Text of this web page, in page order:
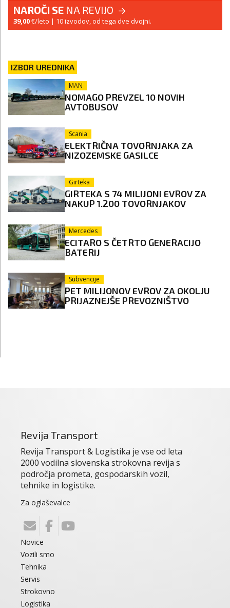
NAROČI SE NA REVIJO
39,00€/leto | 10 izvodov, od tega dve dvojni.
IZBOR UREDNIKA
MAN
NOMAGO PREVZEL 10 NOVIH
AVTOBUSOV
Scania
ELEKTRIČNA TOVORNJAKA ZA
NIZOZEMSKE GASILCE
Girteka
GIRTEKA S 74 MILIJONI EVROV ZA
NAKUP 1.200 TOVORNJAKOV
Mercedes
ECITARO S ČETRTO GENERACIJO
BATERIJ
Subvencije
PET MILIJONOV EVROV ZA OKOLJU
PRIJAZNEJŠE PREVOZNIŠTVO
Revija Transport
Revija Transport & Logistika je vse od leta
2000 vodilna slovenska strokovna revija s
področja prometa, gospodarskih vozil,
tehnike in logistike.
Za oglaševalce
Novice
Vozili smo
Tehnika
Servis
Strokovno
Logistika